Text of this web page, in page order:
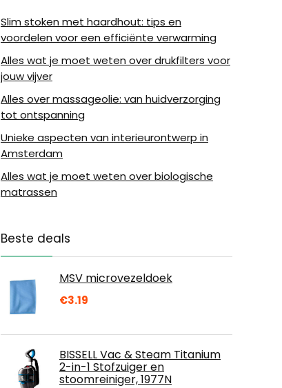
Slim stoken met haardhout: tips en
voordelen voor een efficiënte verwarming
Alles wat je moet weten over drukfilters voor
jouw vijver
Alles over massageolie: van huidverzorging
tot ontspanning
Unieke aspecten van interieurontwerp in
Amsterdam
Alles wat je moet weten over biologische
matrassen
Beste deals
MSV microvezeldoek
€3.19
BISSELL Vac & Steam Titanium
2-in-1 Stofzuiger en
stoomreiniger, 1977N